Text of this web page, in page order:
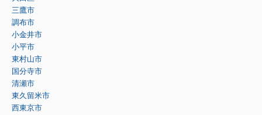
三鷹市
調布市
小金井市
小平市
東村山市
国分寺市
清瀬市
東久留米市
西東京市